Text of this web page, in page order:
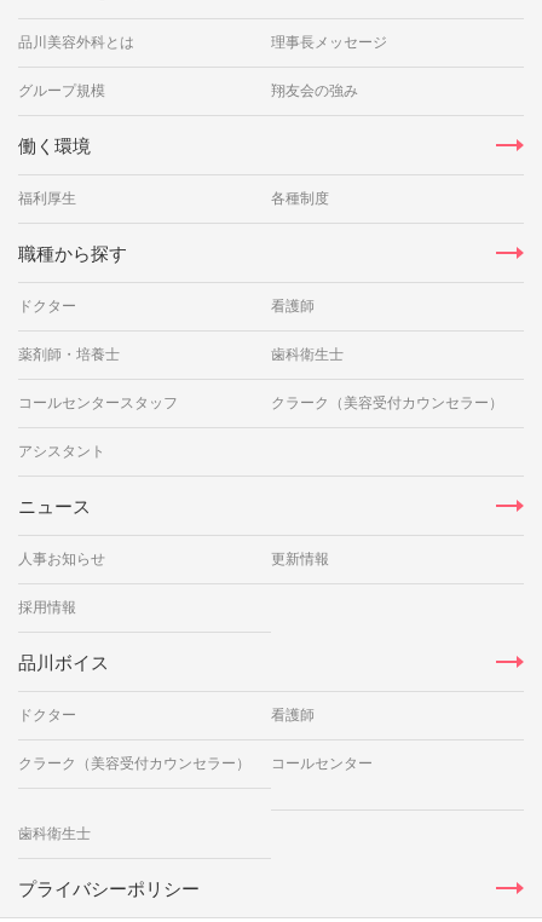
品川美容外科とは 理事長メッセージ
グループ規模 翔友会の強み
働く環境
福利厚生 各種制度
職種から探す
ドクター 看護師
薬剤師・培養士 歯科衛生士
コールセンタースタッフ クラーク（美容受付カウンセラー）
アシスタント
ニュース
人事お知らせ 更新情報
採用情報
品川ボイス
ドクター 看護師
クラーク（美容受付カウンセラー） コールセンター
歯科衛生士
プライバシーポリシー